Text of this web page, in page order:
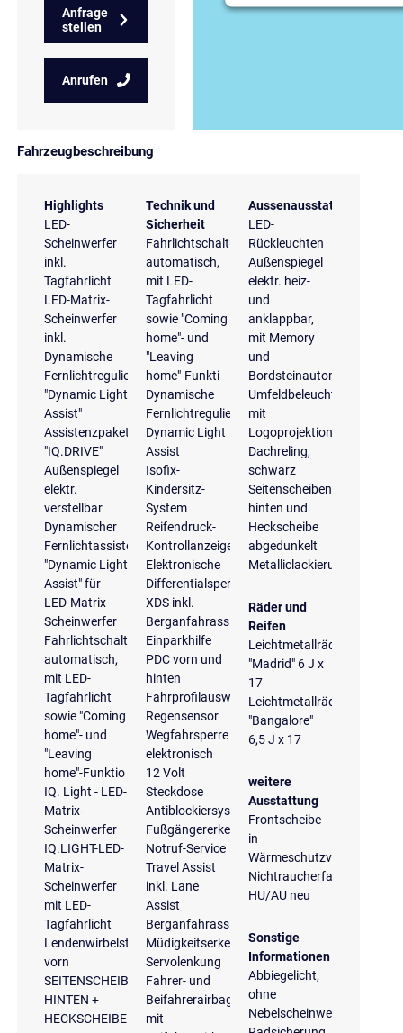
Anfrage
stellen
Anrufen
Fahrzeugbeschreibung
Highlights
LED-
Scheinwerfer
inkl.
Tagfahrlicht
LED-Matrix-
Scheinwerfer
inkl.
Dynamische
Fernlichtregulierung
"Dynamic Light
Assist"
Assistenzpaket
"IQ.DRIVE"
Außenspiegel
elektr.
verstellbar
Dynamischer
Fernlichtassistent
"Dynamic Light
Assist" für
LED-Matrix-
Scheinwerfer
Fahrlichtschaltung
automatisch,
mit LED-
Tagfahrlicht
sowie "Coming
home"- und
"Leaving
home"-Funktio
IQ. Light - LED-
Matrix-
Scheinwerfer
IQ.LIGHT-LED-
Matrix-
Scheinwerfer
mit LED-
Tagfahrlicht
Lendenwirbelstützen
vorn
SEITENSCHEIBEN
HINTEN +
HECKSCHEIBE
Technik und
Sicherheit
Fahrlichtschaltung
automatisch,
mit LED-
Tagfahrlicht
sowie "Coming
home"- und
"Leaving
home"-Funkti
Dynamische
Fernlichtregulierung
Dynamic Light
Assist
Isofix-
Kindersitz-
System
Reifendruck-
Kontrollanzeige
Elektronische
Differentialsperre
XDS inkl.
Berganfahrassistent
Einparkhilfe
PDC vorn und
hinten
Fahrprofilauswahl
Regensensor
Wegfahrsperre
elektronisch
12 Volt
Steckdose
Antiblockiersystem
Fußgängererkennung
Notruf-Service
Travel Assist
inkl. Lane
Assist
Berganfahrassistent
Müdigkeitserkennung
Servolenkung
Fahrer- und
Beifahrerairbag
mit
Aussenausstattung
LED-
Rückleuchten
Außenspiegel
elektr. heiz-
und
anklappbar,
mit Memory
und
Bordsteinautomatik
Umfeldbeleuchtung
mit
Logoprojektion
Dachreling,
schwarz
Seitenscheiben
hinten und
Heckscheibe
abgedunkelt
Metalliclackierung
Räder und
Reifen
Leichtmetallräder
"Madrid" 6 J x
17
Leichtmetallräder
"Bangalore"
6,5 J x 17
weitere
Ausstattung
Frontscheibe
in
Wärmeschutzverglasung
Nichtraucherfahrzeug
HU/AU neu
Sonstige
Informationen
Abbiegelicht,
ohne
Nebelscheinwerfer